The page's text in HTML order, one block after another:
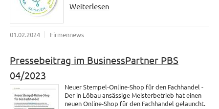
Weiterlesen
01.02.2024 Firmennews
Pressebeitrag im BusinessPartner PBS
04/2023
Neuer Stempel-Online-Shop für den Fachhandel -
Der in Löbau ansässige Meisterbetrieb hat einen
neuen Online-Shop für den Fachhandel gelauncht.